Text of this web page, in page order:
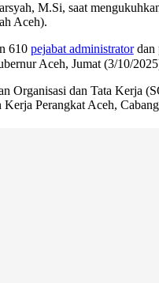
M.Si, saat
Aceh).
610 pejabat administratordan
Aceh, Jumat (3/10/
Organisasi dan Tata Kerja
Perangkat Aceh,